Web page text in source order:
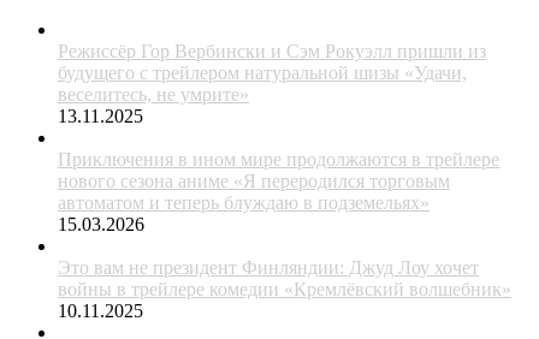
Режиссёр Гор Вербински и Сэм Рокуэлл пришли из
будущего с трейлером натуральной шизы «Удачи,
веселитесь, не умрите»
13.11.2025
Приключения в ином мире продолжаются в трейлере
нового сезона аниме «Я переродился торговым
автоматом и теперь блуждаю в подземельях»
15.03.2026
Это вам не президент Финляндии: Джуд Лоу хочет
войны в трейлере комедии «Кремлёвский волшебник»
10.11.2025